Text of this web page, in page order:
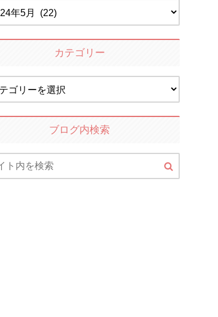
カテゴリー
ブログ内検索